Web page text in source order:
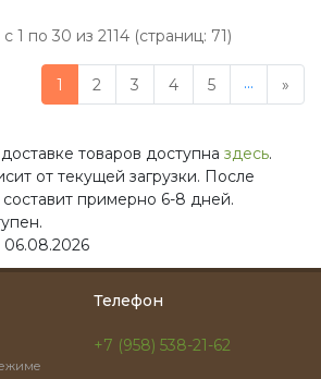
1 по 30 из 2114 (страниц: 71)
1 2 3 4 5 ... »
товаров доступна здесь.
от текущей загрузки. После
составит примерно 6-8 дней.
06.08.2026
Телефон
+7 (958) 538-21-62